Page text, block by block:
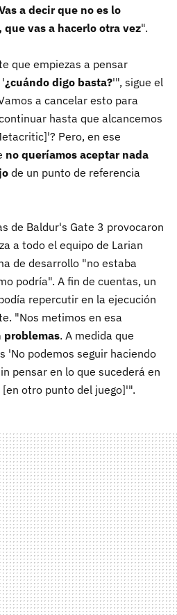
a decir que no es lo
vas a hacerlo otra vez".
que empiezas a pensar
'¿cuándo digo basta?'", sigue el
a cancelar esto para
hasta que alcancemos
Pero, en ese
no queríamos aceptar nada
de un punto de referencia
de Baldur's Gate 3 provocaron
a todo el equipo de Larian
de desarrollo "no estaba
podría". A fin de cuentas, un
repercutir en la ejecución
"Nos metimos en esa
problemas. A medida que
'No podemos seguir haciendo
pensar en lo que sucederá en
otro punto del juego]'".